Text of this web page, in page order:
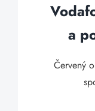
a
Červený